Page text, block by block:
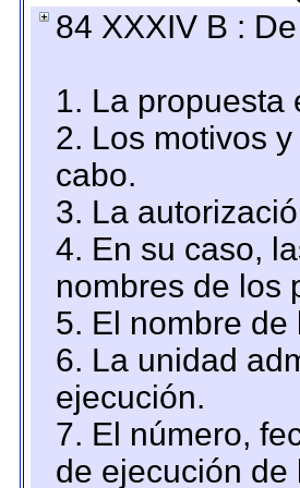
84 XXXIV B :
1. La propuesta
2. Los motivos
cabo.
3. La
4. En su caso,
nombres de los
5. El nombre
6. La unidad
ejecución.
7. El número,
de ejecución de